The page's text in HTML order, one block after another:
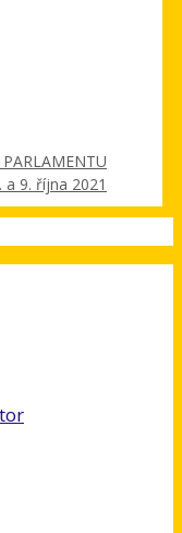
a 9. října 2021